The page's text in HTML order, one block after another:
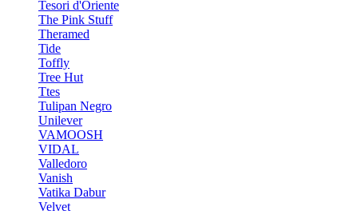
Tesori d'Oriente
The Pink Stuff
Theramed
Tide
Toffly
Tree Hut
Ttes
Tulipan Negro
Unilever
VAMOOSH
VIDAL
Valledoro
Vanish
Vatika Dabur
Velvet